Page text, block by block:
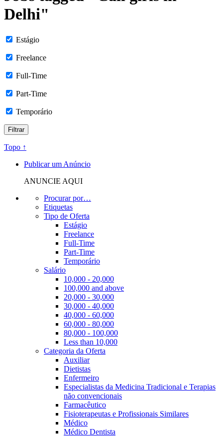
Delhi"
Estágio
Freelance
Full-Time
Part-Time
Temporário
Topo ↑
Publicar um Anúncio
ANUNCIE AQUI
Procurar por…
Etiquetas
Tipo de Oferta
Estágio
Freelance
Full-Time
Part-Time
Temporário
Salário
10,000 - 20,000
100,000 and above
20,000 - 30,000
30,000 - 40,000
40,000 - 60,000
60,000 - 80,000
80,000 - 100,000
Less than 10,000
Categoria da Oferta
Auxiliar
Dietistas
Enfermeiro
Especialistas da Medicina Tradicional e Terapias
não convencionais
Farmacêutico
Fisioterapeutas e Profissionais Similares
Médico
Médico Dentista